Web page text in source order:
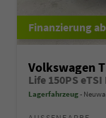
Volkswagen
Lagerfahrzeug